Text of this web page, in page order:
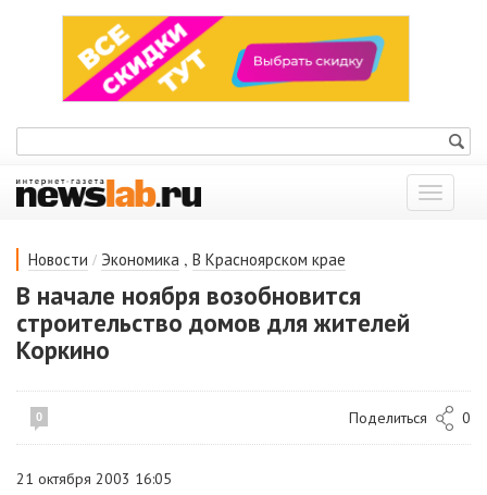
Показать
меню
Новости / Экономика , В Красноярском крае
В начале ноября возобновится
строительство домов для жителей
Коркино
0 Поделиться 0
21 октября 2003 16:05